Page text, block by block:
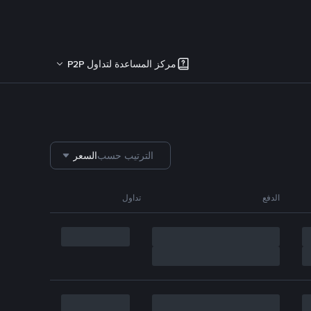
مركز المساعدة لتداول P2P
الترتيب حسبالسعر
الدفع تداول